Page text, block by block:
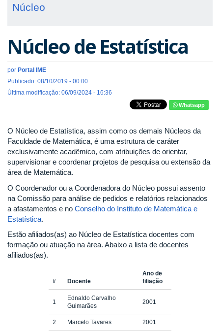
Núcleo
Núcleo de Estatística
por Portal IME
Publicado: 08/10/2019 - 00:00
Última modificação: 06/09/2024 - 16:36
Whatsapp
O Núcleo de Estatística, assim como os demais Núcleos da
Faculdade de Matemática, é uma estrutura de caráter
exclusivamente acadêmico, com atribuições de orientar,
supervisionar e coordenar projetos de pesquisa ou extensão da
área de Matemática.
O Coordenador ou a Coordenadora do Núcleo possui assento
na Comissão para análise de pedidos e relatórios relacionados
a afastamentos e no Conselho do Instituto de Matemática e
Estatística.
Estão afiliados(as) ao Núcleo de Estatística docentes com
formação ou atuação na área. Abaixo a lista de docentes
afiliados(as).
# Docente
Ano de
filiação
1
Ednaldo Carvalho
Guimarães
2001
2 Marcelo Tavares 2001